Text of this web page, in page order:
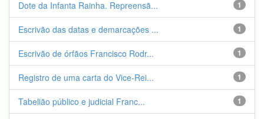
1
Dote da Infanta Rainha. Repreensã...
1
Escrivão das datas e demarcações ...
1
Escrivão de órfãos Francisco Rodr...
1
Registro de uma carta do Vice-Rei...
1
Tabelião público e judicial Franc...